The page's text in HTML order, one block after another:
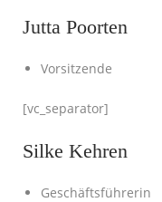
Jutta Poorten
Vorsitzende
[vc_separator]
Silke Kehren
Geschäftsführerin